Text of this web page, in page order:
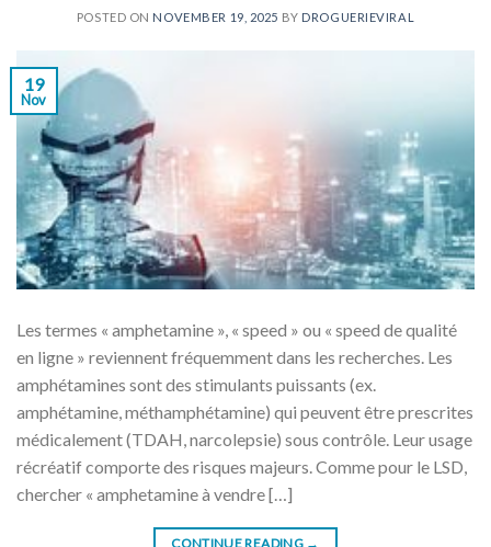
POSTED ON NOVEMBER 19, 2025 BY DROGUERIEVIRAL
19
Nov
Les termes « amphetamine », « speed » ou « speed de qualité
en ligne » reviennent fréquemment dans les recherches. Les
amphétamines sont des stimulants puissants (ex.
amphétamine, méthamphétamine) qui peuvent être prescrites
médicalement (TDAH, narcolepsie) sous contrôle. Leur usage
récréatif comporte des risques majeurs. Comme pour le LSD,
chercher « amphetamine à vendre […]
CONTINUE READING →